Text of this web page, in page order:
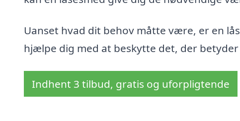
Uanset hvad dit behov måtte være, er en
hjælpe dig med at beskytte det, der
Indhent 3 tilbud, gratis og uforpligtende